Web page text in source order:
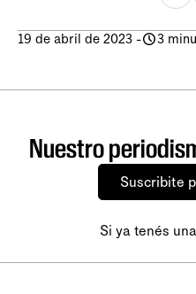
19 de abril de 2023 - 3
Nuestro
Suscribite
Si ya tenés